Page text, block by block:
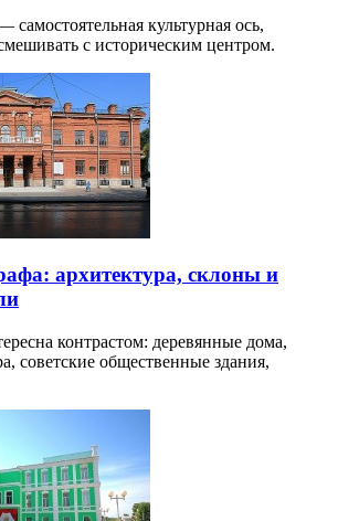
культурная ось,
с историческим центром.
архитектура, склоны и
контрастом: деревянные дома,
советские общественные здания,